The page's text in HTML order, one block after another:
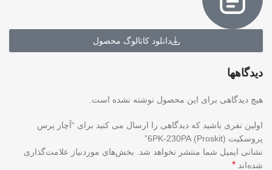
دانلود کاتالوگ محصول
دیدگاهها
هیچ دیدگاهی برای این محصول نوشته نشده است.
اولین نفری باشید که دیدگاهی را ارسال می کنید برای “آچار پرس
پروسکیت (Proskit) 6PK-230PA”
نشانی ایمیل شما منتشر نخواهد شد.
بخش‌های موردنیاز علامت‌گذاری
شده‌اند *